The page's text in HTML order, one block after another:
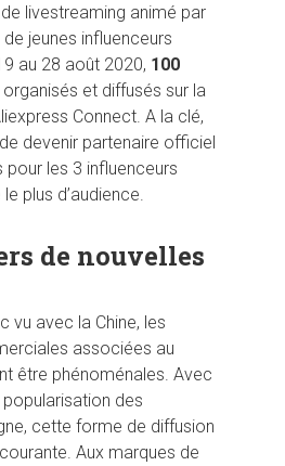
livestreaming animé par
jeunes influenceurs
au 28 août 2020, 100
et diffusés sur la
Connect. A la clé,
devenir partenaire officiel
pour les 3 influenceurs
plus d’audience.
de nouvelles
vu avec la Chine, les
associées au
être phénoménales. Avec
des
cette forme de diffusion
Aux marques de